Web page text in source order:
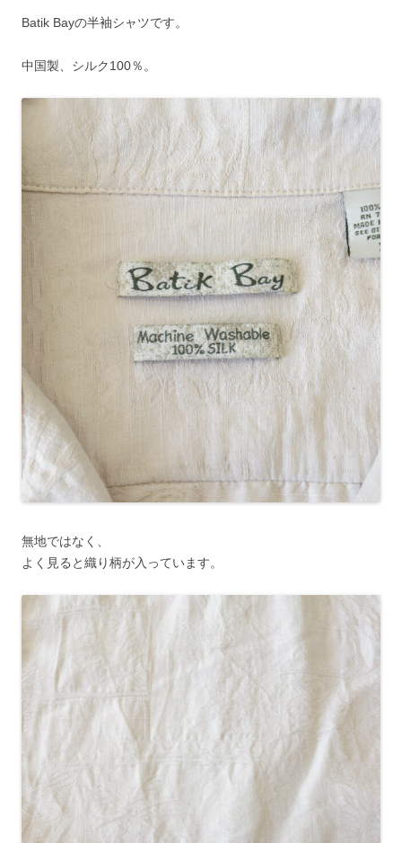
Batik Bayの半袖シャツです。
中国製、シルク100％。
無地ではなく、
よく見ると織り柄が入っています。